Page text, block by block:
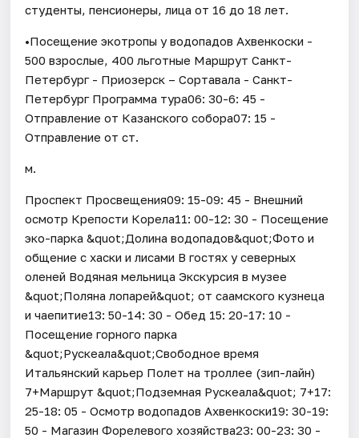
студенты, пенсионеры, лица от 16 до 18 лет.
•Посещение экотропы у водопадов Ахвенкоски -
500 взрослые, 400 льготные Маршрут Санкт-
Петербург - Приозерск – Сортавала - Санкт-
Петербург Программа тура06: 30-6: 45 -
Отправление от Казанского собора07: 15 -
Отправление от ст.
м.
Проспект Просвещения09: 15-09: 45 - Внешний
осмотр Крепости Корела11: 00-12: 30 - Посещение
эко-парка &quot;Долина водопадов&quot;Фото и
общение с хаски и лисами В гостях у северных
оленей Водяная мельница Экскурсия в музее
&quot;Поляна лопарей&quot; от саамского кузнеца
и чаепитие13: 50-14: 30 - Обед 15: 20-17: 10 -
Посещение горного парка
&quot;Рускеала&quot;Свободное время
Итальянский карьер Полет на троллее (зип-лайн)
7+Маршрут &quot;Подземная Рускеала&quot; 7+17:
25-18: 05 - Осмотр водопадов Ахвенкоски19: 30-19:
50 - Магазин Форелевого хозяйства23: 00-23: 30 -